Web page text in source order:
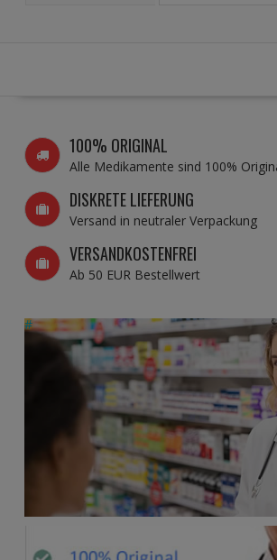
100% ORIGINAL
Alle Medikamente sind 100%
DISKRETE LIEFERUNG
Versand in neutraler Verpackung
VERSANDKOSTENFREI
Ab 50 EUR Bestellwert
#